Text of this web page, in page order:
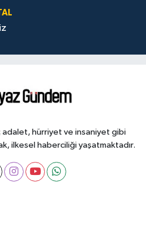
adalet, hürriyet ve insaniyet gibi
ilkesel haberciliği yaşatmaktadır.